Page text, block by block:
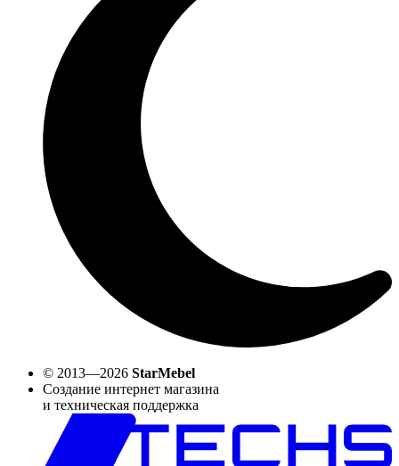
© 2013—2026 StarMebel
Создание интернет магазина
и техническая поддержка